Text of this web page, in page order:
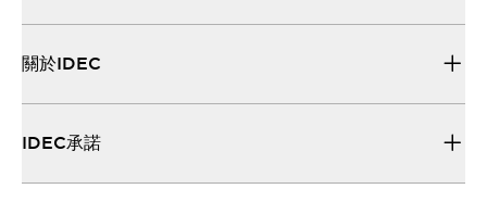
關於IDEC
IDEC承諾